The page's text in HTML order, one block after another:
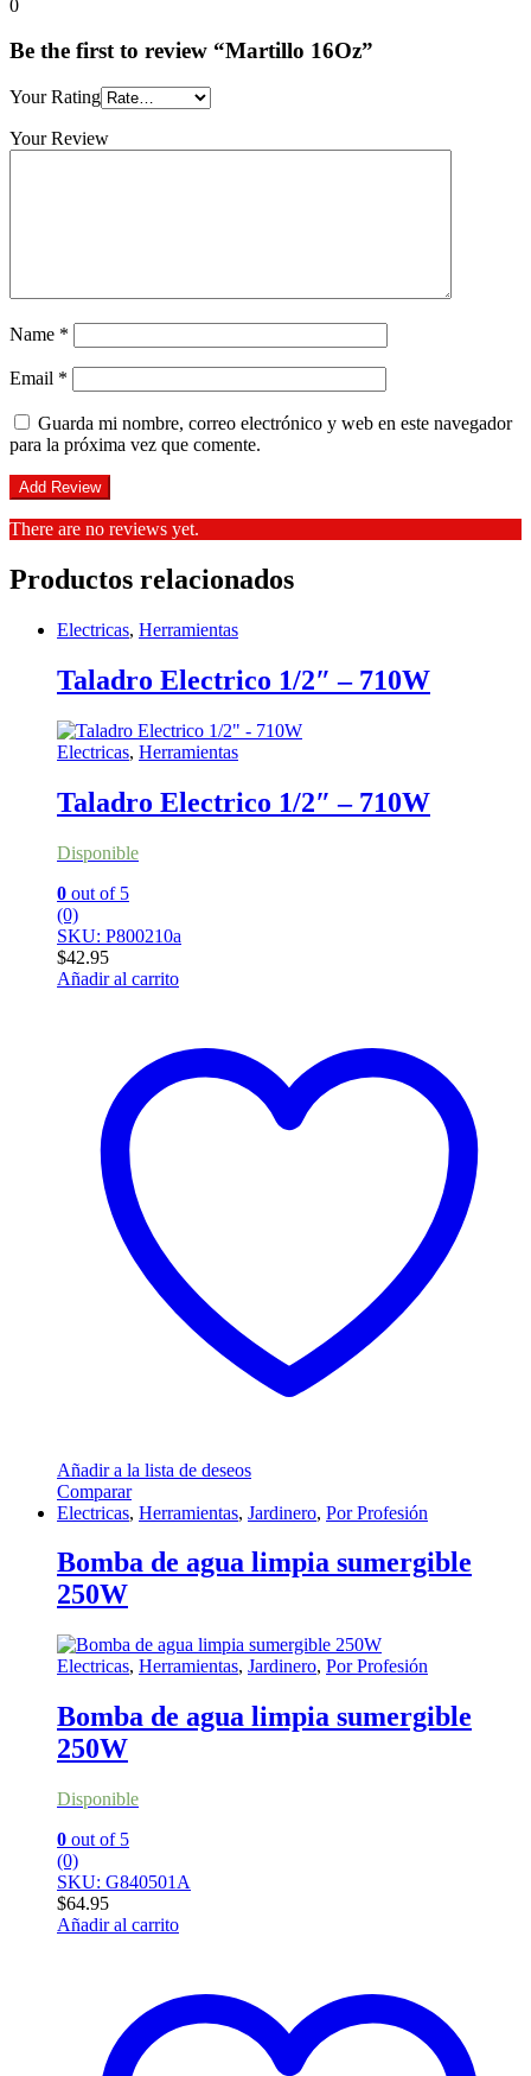
0
Be the first to review “Martillo 16Oz”
Your Rating
Your Review
Name *
Email *
Guarda mi nombre, correo electrónico y web en este navegador
para la próxima vez que comente.
There are no reviews yet.
Productos relacionados
Electricas, Herramientas
Taladro Electrico 1/2″ – 710W
Electricas, Herramientas
Taladro Electrico 1/2″ – 710W
Disponible
0 out of 5
(0)
SKU: P800210a
$42.95
Añadir al carrito
Añadir a la lista de deseos
Comparar
Electricas, Herramientas, Jardinero, Por Profesión
Bomba de agua limpia sumergible
250W
Electricas, Herramientas, Jardinero, Por Profesión
Bomba de agua limpia sumergible
250W
Disponible
0 out of 5
(0)
SKU: G840501A
$64.95
Añadir al carrito